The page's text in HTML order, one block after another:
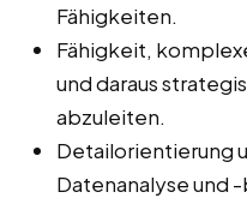
Fähigkeiten.
Fähigkeit,
und daraus
abzuleiten.
Detailorientierung
Datenanalyse und